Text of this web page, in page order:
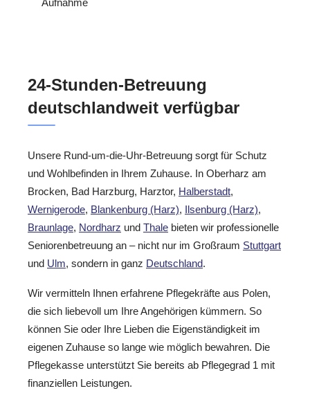
Aufnahme
24-Stunden-Betreuung
deutschlandweit verfügbar
Unsere Rund-um-die-Uhr-Betreuung sorgt für Schutz
und Wohlbefinden in Ihrem Zuhause. In Oberharz am
Brocken, Bad Harzburg, Harztor, Halberstadt,
Wernigerode, Blankenburg (Harz), Ilsenburg (Harz),
Braunlage, Nordharz und Thale bieten wir professionelle
Seniorenbetreuung an – nicht nur im Großraum Stuttgart
und Ulm, sondern in ganz Deutschland.
Wir vermitteln Ihnen erfahrene Pflegekräfte aus Polen,
die sich liebevoll um Ihre Angehörigen kümmern. So
können Sie oder Ihre Lieben die Eigenständigkeit im
eigenen Zuhause so lange wie möglich bewahren. Die
Pflegekasse unterstützt Sie bereits ab Pflegegrad 1 mit
finanziellen Leistungen.